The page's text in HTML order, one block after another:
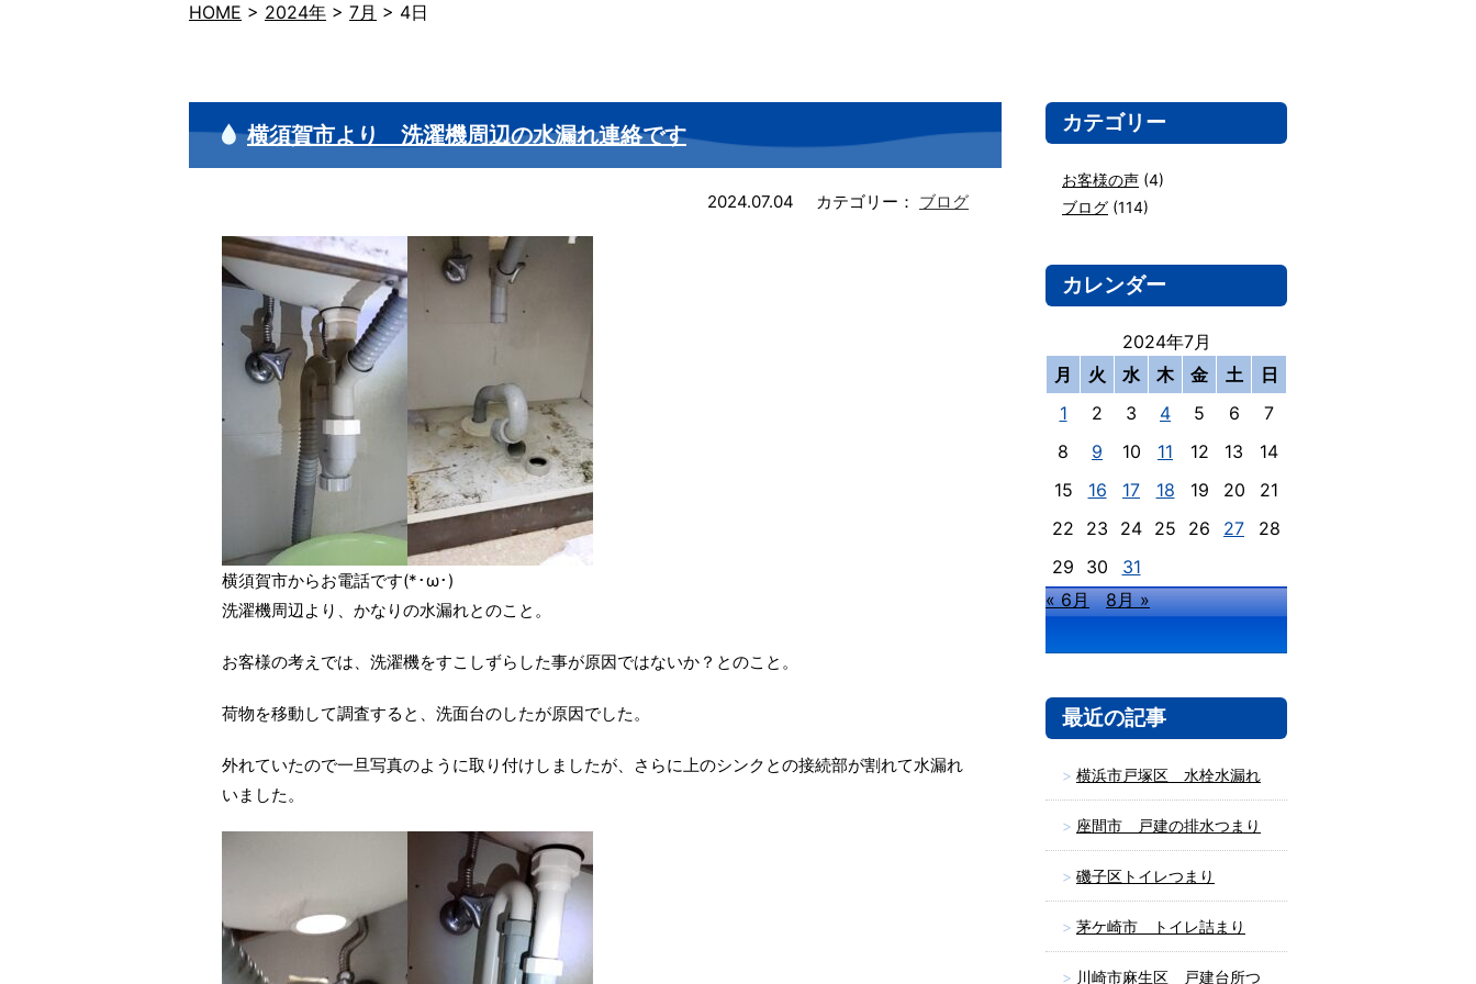
HOME > 2024年 > 7月 > 4日
横須賀市より 洗濯機周辺の水漏れ連絡です
2024.07.04 カテゴリー： ブログ
横須賀市からお電話です(*･ω･)
洗濯機周辺より、かなりの水漏れとのこと。
お客様の考えでは、洗濯機をすこしずらした事が原因ではないか？とのこと。
荷物を移動して調査すると、洗面台のしたが原因でした。
外れていたので一旦写真のように取り付けしましたが、さらに上のシンクとの接続部が割れて水漏れ
いました。
カテゴリー
お客様の声 (4)
ブログ (114)
カレンダー
2024年7月
月
火 水 木 金 土
日
1
2 3 4 5 6
7
8
9 10 11 12 13
14
15
16 17 18 19 20
21
22
23 24 25 26 27
28
29
30
31
« 6月
8月 »
最近の記事
横浜市戸塚区 水栓水漏れ
座間市 戸建の排水つまり
磯子区トイレつまり
茅ケ崎市 トイレ詰まり
川崎市麻生区 戸建台所つ